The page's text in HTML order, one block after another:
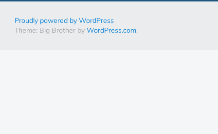
Proudly powered by WordPress
Theme: Big Brother by WordPress.com.